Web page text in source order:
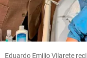
Eduardo Emilio Vilarete